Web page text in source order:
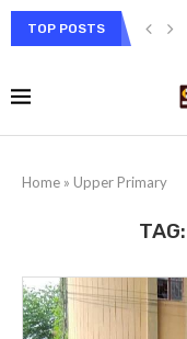
TOP POSTS
Home » Upper Primary
TAG: